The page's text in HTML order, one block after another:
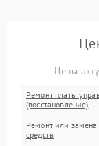
Цены
Ремонт платы
(восстановление)
Ремонт или
средств